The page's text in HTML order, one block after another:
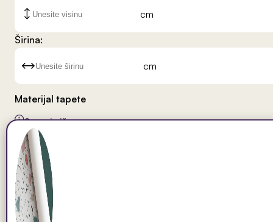
cm
Širina:
cm
Materijal tapete
Saznaj više